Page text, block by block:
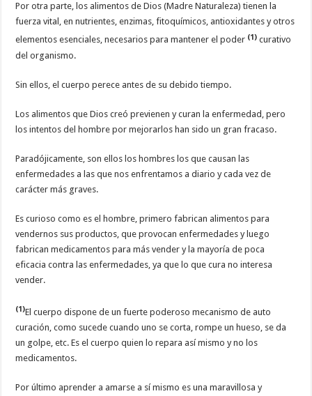
Por otra parte, los alimentos de Dios (Madre Naturaleza) tienen la
fuerza vital, en nutrientes, enzimas, fitoquímicos, antioxidantes y otros
elementos esenciales, necesarios para mantener el poder (1) curativo
del organismo.
Sin ellos, el cuerpo perece antes de su debido tiempo.
Los alimentos que Dios creó previenen y curan la enfermedad, pero
los intentos del hombre por mejorarlos han sido un gran fracaso.
Paradójicamente, son ellos los hombres los que causan las
enfermedades a las que nos enfrentamos a diario y cada vez de
carácter más graves.
Es curioso como es el hombre, primero fabrican alimentos para
vendernos sus productos, que provocan enfermedades y luego
fabrican medicamentos para más vender y la mayoría de poca
eficacia contra las enfermedades, ya que lo que cura no interesa
vender.
(1)El cuerpo dispone de un fuerte poderoso mecanismo de auto
curación, como sucede cuando uno se corta, rompe un hueso, se da
un golpe, etc. Es el cuerpo quien lo repara así mismo y no los
medicamentos.
Por último aprender a amarse a sí mismo es una maravillosa y